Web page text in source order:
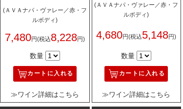
(ＡＶＡナパ・ヴァレー／赤・フ
ルボディ)
7,480円(税込8,228円)
数量
カートに入れる
≫ワイン詳細はこちら
(ＡＶＡナパ・ヴァレー／赤・フ
ルボディ)
4,680円(税込5,148円)
数量
カートに入れる
≫ワイン詳細はこちら